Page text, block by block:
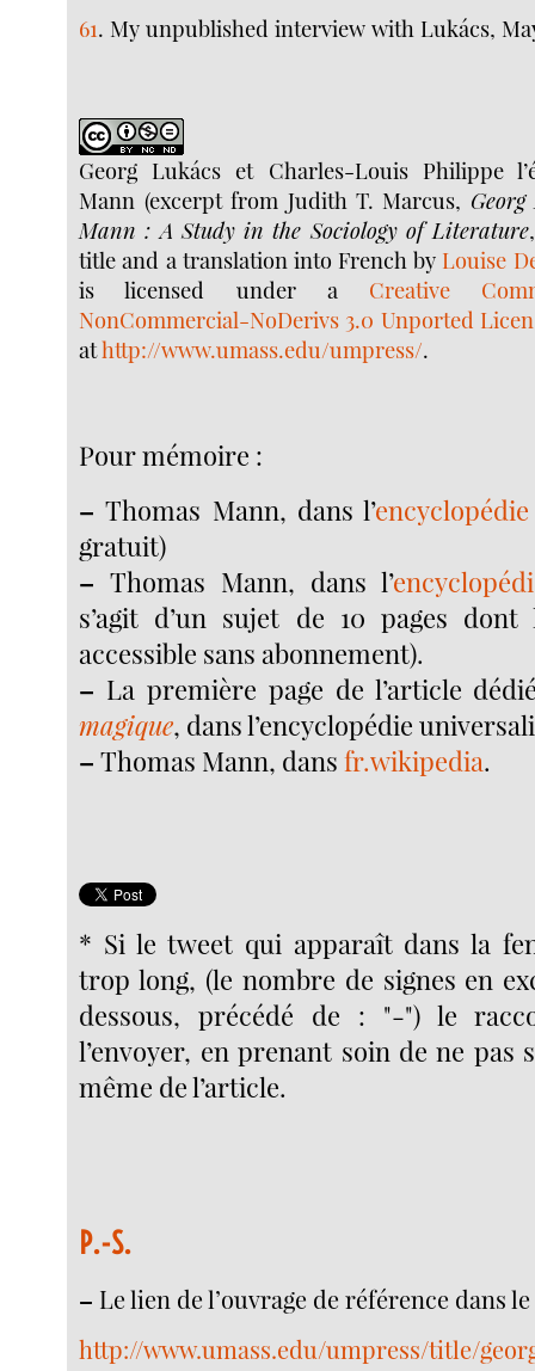
61. My unpublished interview with Lukács, May
Georg Lukács et Charles-Louis Philippe
Mann (excerpt from Judith T. Marcus,
Mann : A Study in the Sociology of Literature
title and a translation into French by Louise
is licensed under a Creative
NonCommercial-NoDerivs 3.0 Unported
athttp://www.umass.edu/umpress/.
Pour mémoire :
– Thomas Mann, dans l’
gratuit)
– Thomas Mann, dans l’
s’agit d’un sujet de 10 pages
accessible sans abonnement).
– La première page de l’article
magique, dans l’encyclopédie
– Thomas Mann, dansfr.wikipedia.
* Si le tweet qui apparaît dans la
trop long, (le nombre de signes en
dessous, précédé de : "-") le
l’envoyer, en prenant soin de ne pas
même de l’article.
P.-S.
– Le lien de l’ouvrage de référence dans
http://www.umass.edu/umpress/title/